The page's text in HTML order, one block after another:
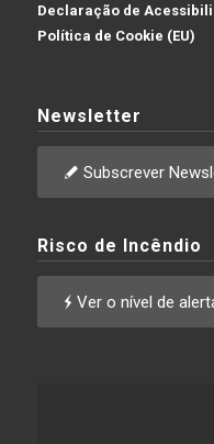
Declaração de
Política de Cookie (EU)
Newsletter
Subscrever
Risco de Incêndio
Ver o nível de